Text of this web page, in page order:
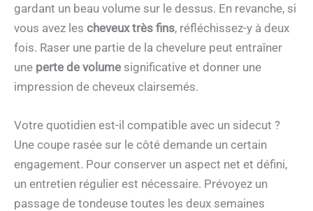
gardant un beau volume sur le dessus. En revanche, si
vous avez les cheveux très fins, réfléchissez-y à deux
fois. Raser une partie de la chevelure peut entraîner
une perte de volume significative et donner une
impression de cheveux clairsemés.
Votre quotidien est-il compatible avec un sidecut ?
Une coupe rasée sur le côté demande un certain
engagement. Pour conserver un aspect net et défini,
un entretien régulier est nécessaire. Prévoyez un
passage de tondeuse toutes les deux semaines